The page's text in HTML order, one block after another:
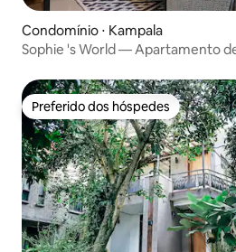
Condomínio ⋅ Kampala
Sophie 's World — Apartamento
Preferido dos hóspedes
Preferido dos hóspedes